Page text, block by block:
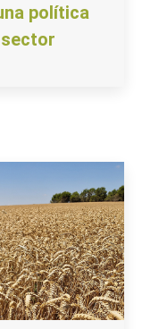
política